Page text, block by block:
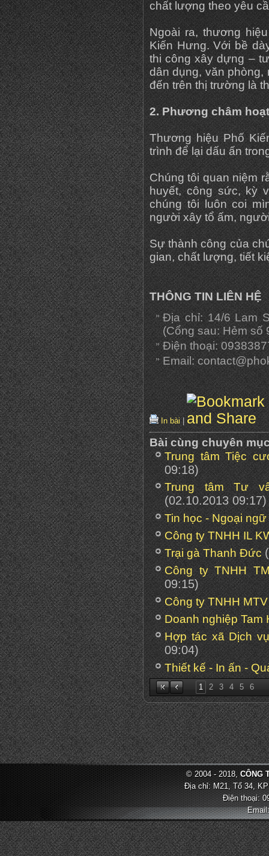
chất lượng theo yêu
Ngoài ra, thương
Kiến Hưng. Với bề
thi công xây dựng –
dân dụng, văn
đến trên thị trường là
2. Phương châm
Thương hiệu Phố
trình để lại dấu ấn
Chúng tôi quan niệm
huyết, công sức, kỳ
chúng tôi luôn coi
người xây tổ ấm,
Sự thành công của
gian, chất lượng, tiết
THÔNG TIN LIÊN HỆ
Địa chỉ: 14/6 Lam
(Cổng sau: Hẻm số
Điện thoại:
Email:
In bài|
Bài cùng chuyên
Trung tâm Tiệc
09:18)
Trung tâm Tư
(02.10.2013 09:17)
Tin học - Ngoại
Công ty TNHH IL
Trại gà Thanh Đức
Công ty TNHH
09:15)
Công ty TNHH
Doanh nghiệp Tam
Hợp tác xã Dịch
09:04)
Thiết kế - In ấn -
1 2 3 4 5 6
© 2004 - 2018, CÔNG
Địa chỉ: M21, Tổ 34,
Điện thoại: